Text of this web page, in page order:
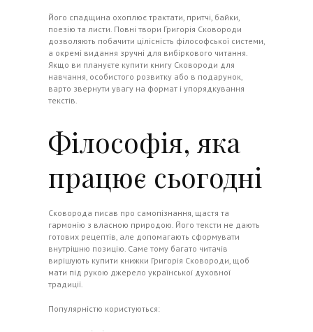
Його спадщина охоплює трактати, притчі, байки,
поезію та листи. Повні твори Григорія Сковороди
дозволяють побачити цілісність філософської системи,
а окремі видання зручні для вибіркового читання.
Якщо ви плануєте купити книгу Сковороди для
навчання, особистого розвитку або в подарунок,
варто звернути увагу на формат і упорядкування
текстів.
Філософія, яка
працює сьогодні
Сковорода писав про самопізнання, щастя та
гармонію з власною природою. Його тексти не дають
готових рецептів, але допомагають сформувати
внутрішню позицію. Саме тому багато читачів
вирішують купити книжки Григорія Сковороди, щоб
мати під рукою джерело української духовної
традиції.
Популярністю користуються: